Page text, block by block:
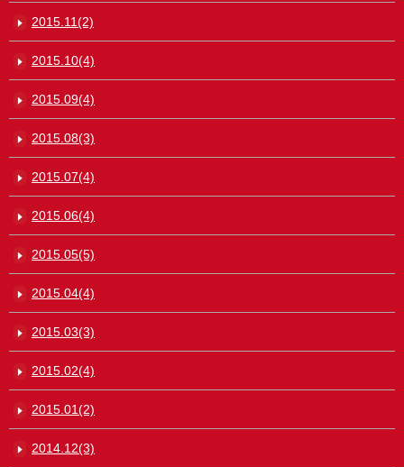
2015.11(2)
2015.10(4)
2015.09(4)
2015.08(3)
2015.07(4)
2015.06(4)
2015.05(5)
2015.04(4)
2015.03(3)
2015.02(4)
2015.01(2)
2014.12(3)